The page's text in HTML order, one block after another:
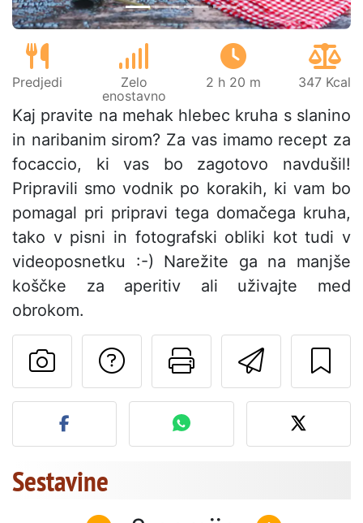
Predjedi
Zelo
enostavno
2 h 20 m 347 Kcal
Kaj pravite na mehak hlebec kruha s slanino
in naribanim sirom? Za vas imamo recept za
focaccio, ki vas bo zagotovo navdušil!
Pripravili smo vodnik po korakih, ki vam bo
pomagal pri pripravi tega domačega kruha,
tako v pisni in fotografski obliki kot tudi v
videoposnetku :-) Narežite ga na manjše
koščke za aperitiv ali uživajte med
obrokom.
Pošlji
Natisni to
Postavite
Objavite svojo fotografijo
Sestavine